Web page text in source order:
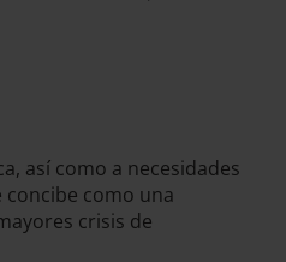
así como a necesidades
como una
crisis de